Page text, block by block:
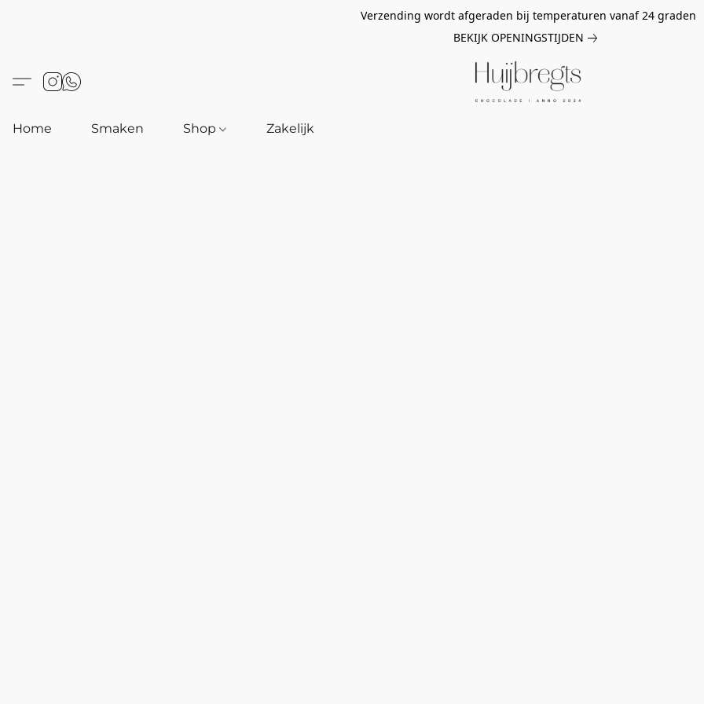
Verzending wordt afgeraden bij temperaturen vanaf 24 graden
BEKIJK OPENINGSTIJDEN
Home Smaken Shop Zakelijk